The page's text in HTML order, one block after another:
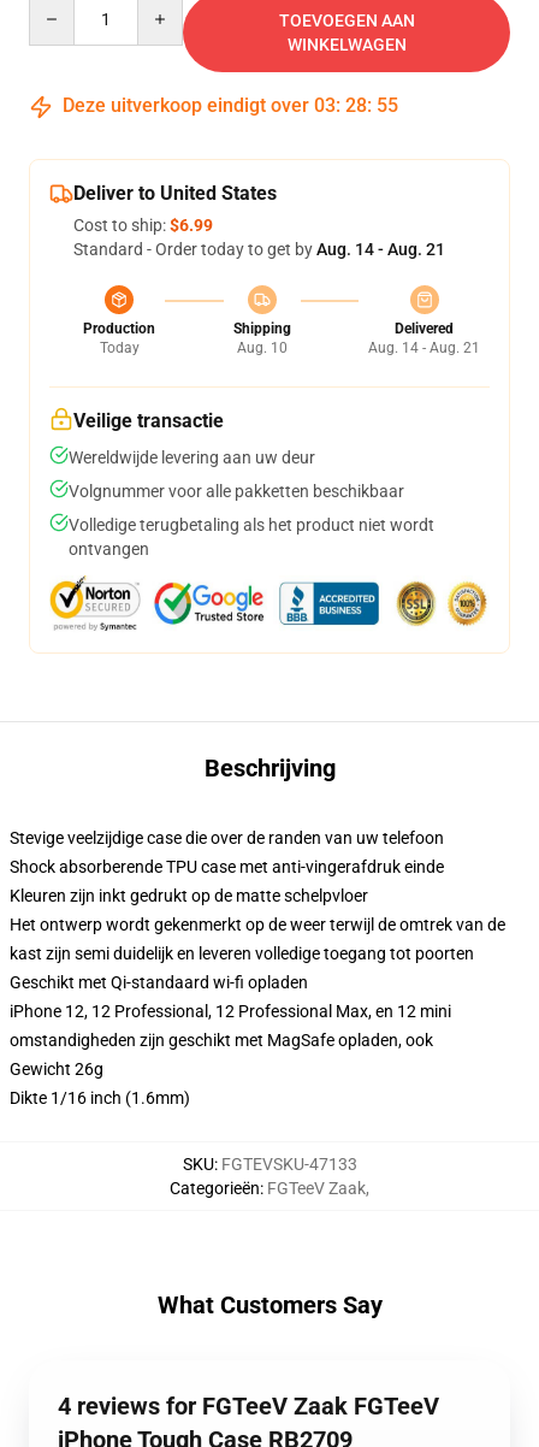
TOEVOEGEN AAN
WINKELWAGEN
Deze uitverkoop eindigt over 03: 28: 54
Deliver to United States
Cost to ship:$6.99
Standard - Order today to get byAug. 14 - Aug. 21
Production
Today
Shipping
Aug. 10
Delivered
Aug. 14 - Aug. 21
Veilige transactie
Wereldwijde levering aan uw deur
Volgnummer voor alle pakketten beschikbaar
Volledige terugbetaling als het product niet wordt
ontvangen
Beschrijving
Stevige veelzijdige case die over de randen van uw telefoon
Shock absorberende TPU case met anti-vingerafdruk einde
Kleuren zijn inkt gedrukt op de matte schelpvloer
Het ontwerp wordt gekenmerkt op de weer terwijl de omtrek van de
kast zijn semi duidelijk en leveren volledige toegang tot poorten
Geschikt met Qi-standaard wi-fi opladen
iPhone 12, 12 Professional, 12 Professional Max, en 12 mini
omstandigheden zijn geschikt met MagSafe opladen, ook
Gewicht 26g
Dikte 1/16 inch (1.6mm)
SKU: FGTEVSKU-47133
Categorieën: FGTeeV Zaak,
What Customers Say
4 reviews for FGTeeV Zaak FGTeeV
iPhone Tough Case RB2709